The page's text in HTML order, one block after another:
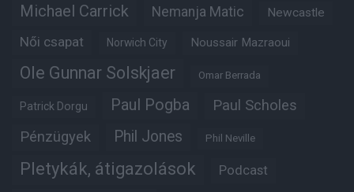
Michael Carrick Nemanja Matic Newcastle
Női csapat Norwich City Noussair Mazraoui
Ole Gunnar Solskjaer Omar Berrada
Patrick Dorgu Paul Pogba Paul Scholes
Pénzügyek Phil Jones Phil Neville
Pletykák, átigazolások Podcast